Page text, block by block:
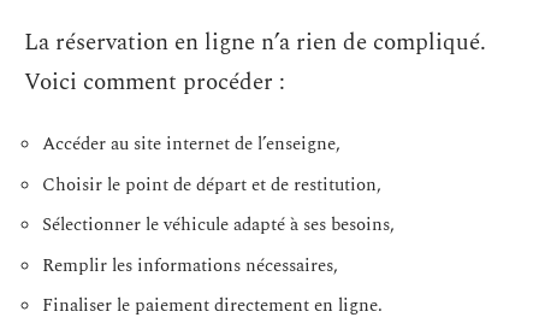
La réservation en ligne n’a rien de compliqué.
Voici comment procéder :
Accéder au site internet de l’enseigne,
Choisir le point de départ et de restitution,
Sélectionner le véhicule adapté à ses besoins,
Remplir les informations nécessaires,
Finaliser le paiement directement en ligne.